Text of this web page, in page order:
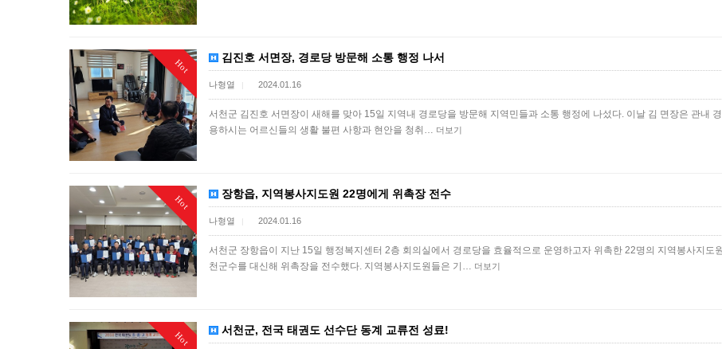
Hot 김진호 서면장, 경로당 방문해 소통 행정 나서
나형열 | 2024.01.16
서천군 김진호 서면장이 새해를 맞아 15일 지역내 경로당을 방문해 지역민들과 소통 행정에 나섰다. 이날 김 면장은 관내
용하시는 어르신들의 생활 불편 사항과 현안을 청취… 더보기
Hot 장항읍, 지역봉사지도원 22명에게 위촉장 전수
나형열 | 2024.01.16
서천군 장항읍이 지난 15일 행정복지센터 2층 회의실에서 경로당을 효율적으로 운영하고자 위촉한 22명의 지역봉사지도
천군수를 대신해 위촉장을 전수했다. 지역봉사지도원들은 기… 더보기
Hot 서천군, 전국 태권도 선수단 동계 교류전 성료!